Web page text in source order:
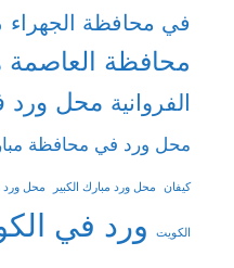
في محافظة الجهراء
محافظة العاصمة
الفروانية محل ورد
محل ورد في محافظة
كيفان محل ورد مبارك الكبير محل
الكويت ورد في